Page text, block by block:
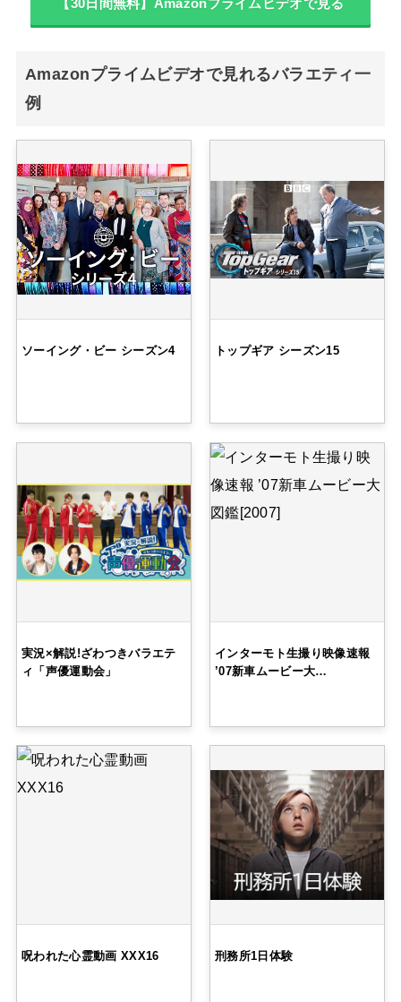
【30日間無料】Amazonプライムビデオで見る
Amazonプライムビデオで見れるバラエティ一
例
ソーイング・ビー シーズン4 トップギア シーズン15
実況×解説!ざわつきバラエテ
ィ「声優運動会」
インターモト生撮り映像速報
’07新車ムービー大…
呪われた心霊動画 XXX16 刑務所1日体験